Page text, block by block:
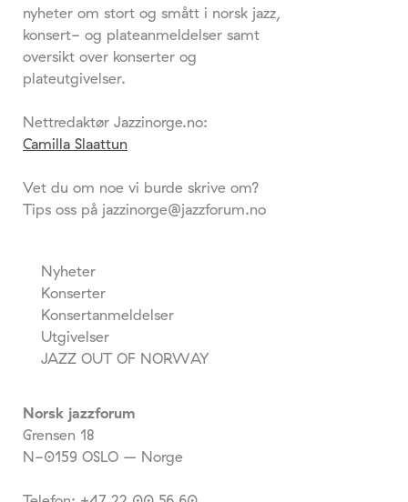
nyheter om stort og smått i norsk jazz,
konsert- og plateanmeldelser samt
oversikt over konserter og
plateutgivelser.
Nettredaktør Jazzinorge.no:
Camilla Slaattun
Vet du om noe vi burde skrive om?
Tips oss på jazzinorge@jazzforum.no
Nyheter
Konserter
Konsertanmeldelser
Utgivelser
JAZZ OUT OF NORWAY
Norsk jazzforum
Grensen 18
N-0159 OSLO – Norge